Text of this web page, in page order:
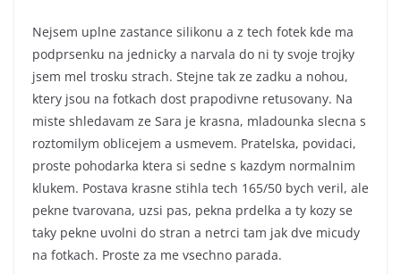
Nejsem uplne zastance silikonu a z tech fotek kde ma
podprsenku na jednicky a narvala do ni ty svoje trojky
jsem mel trosku strach. Stejne tak ze zadku a nohou,
ktery jsou na fotkach dost prapodivne retusovany. Na
miste shledavam ze Sara je krasna, mladounka slecna s
roztomilym oblicejem a usmevem. Pratelska, povidaci,
proste pohodarka ktera si sedne s kazdym normalnim
klukem. Postava krasne stihla tech 165/50 bych veril, ale
pekne tvarovana, uzsi pas, pekna prdelka a ty kozy se
taky pekne uvolni do stran a netrci tam jak dve micudy
na fotkach. Proste za me vsechno parada.